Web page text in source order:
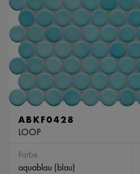
ABKF0428
LOOP
Farbe
aquablau (blau)